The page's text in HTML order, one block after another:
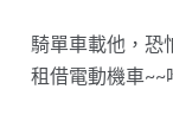
騎單車載他，恐
租借電動機車~~